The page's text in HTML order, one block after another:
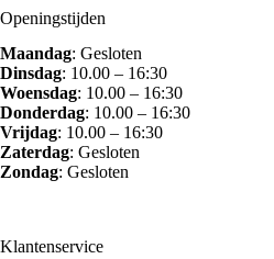
Openingstijden
Maandag: Gesloten
Dinsdag: 10.00 – 16:30
Woensdag: 10.00 – 16:30
Donderdag: 10.00 – 16:30
Vrijdag: 10.00 – 16:30
Zaterdag: Gesloten
Zondag: Gesloten
Klantenservice